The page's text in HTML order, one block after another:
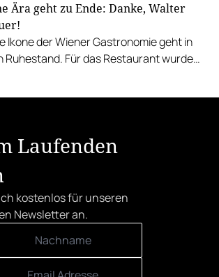
können.
Ära geht zu Ende: Danke, Walter
Ikone der Wiener Gastronomie geht in
Ruhestand. Für das Restaurant wurde
Laufenden
kostenlos für unseren
Newsletter an.